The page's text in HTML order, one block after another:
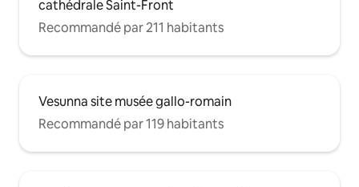
cathédrale Saint-Front
Recommandé par 211 habitants
Vesunna site musée gallo-romain
Recommandé par 119 habitants